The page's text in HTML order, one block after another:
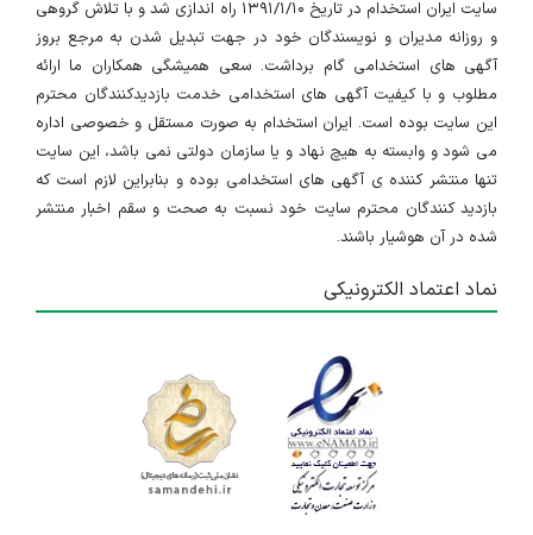
سایت ایران استخدام در تاریخ ۱۳۹۱/۱/۱۰ راه اندازی شد و با تلاش گروهی
و روزانه مدیران و نویسندگان خود در جهت تبدیل شدن به مرجع بروز
آگهی های استخدامی گام برداشت. سعی همیشگی همکاران ما ارائه
مطلوب و با کیفیت آگهی های استخدامی خدمت بازدیدکنندگان محترم
این سایت بوده است. ایران استخدام به صورت مستقل و خصوصی اداره
می شود و وابسته به هیچ نهاد و یا سازمان دولتی نمی باشد، این سایت
تنها منتشر کننده ی آگهی های استخدامی بوده و بنابراین لازم است که
بازدید کنندگان محترم سایت خود نسبت به صحت و سقم اخبار منتشر
شده در آن هوشیار باشند.
نماد اعتماد الکترونیکی